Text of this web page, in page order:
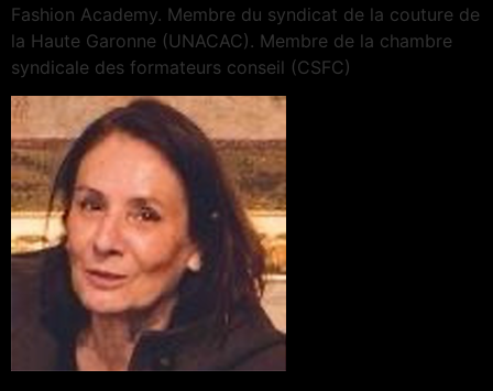
Fashion Academy. Membre du syndicat de la couture de
la Haute Garonne (UNACAC). Membre de la chambre
syndicale des formateurs conseil (CSFC)